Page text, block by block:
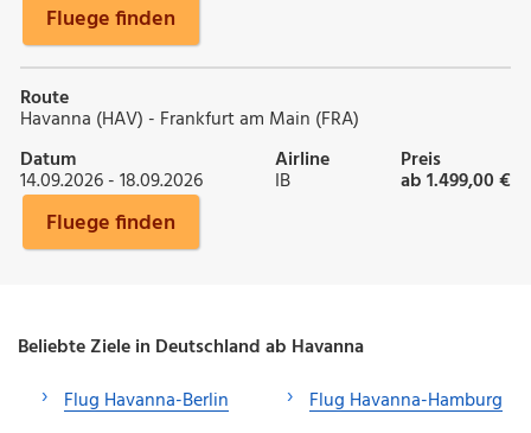
Fluege finden
Route
Havanna (HAV) - Frankfurt am Main (FRA)
Datum
14.09.2026 - 18.09.2026
Airline
IB
Preis
ab 1.499,00 €
Fluege finden
Beliebte Ziele in Deutschland ab Havanna
Flug Havanna-Berlin
Flug Havanna-Hamburg